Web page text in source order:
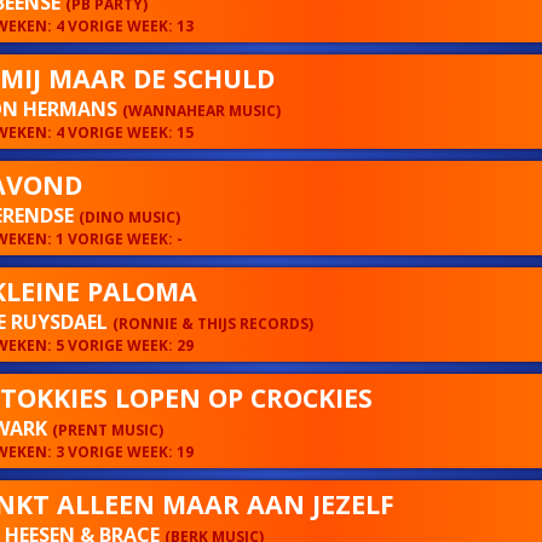
(PB PARTY)
4 VORIGE WEEK: 13
MAAR DE SCHULD
HERMANS (WANNAHEAR MUSIC)
4 VORIGE WEEK: 15
(DINO MUSIC)
1 VORIGE WEEK: -
PALOMA
RUYSDAEL (RONNIE & THIJS RECORDS)
5 VORIGE WEEK: 29
LOPEN OP CROCKIES
(PRENT MUSIC)
3 VORIGE WEEK: 19
ALLEEN MAAR AAN JEZELF
HEESEN & BRACE (BERK MUSIC)